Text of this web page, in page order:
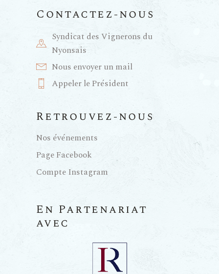
Contactez-nous
Syndicat des Vignerons du
Nyonsais
Nous envoyer un mail
Appeler le Président
Retrouvez-nous
Nos événements
Page Facebook
Compte Instagram
En Partenariat
avec